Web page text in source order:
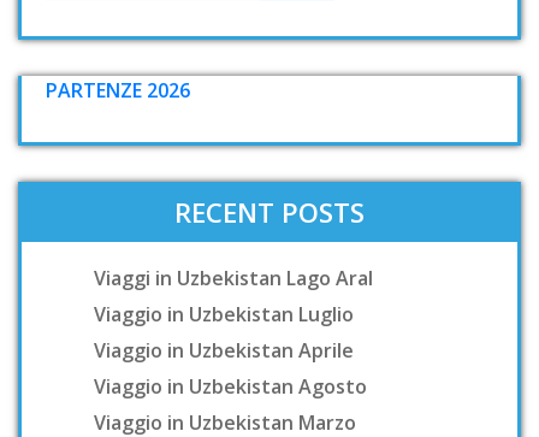
PARTENZE 2026
RECENT POSTS
Viaggi in Uzbekistan Lago Aral
Viaggio in Uzbekistan Luglio
Viaggio in Uzbekistan Aprile
Viaggio in Uzbekistan Agosto
Viaggio in Uzbekistan Marzo